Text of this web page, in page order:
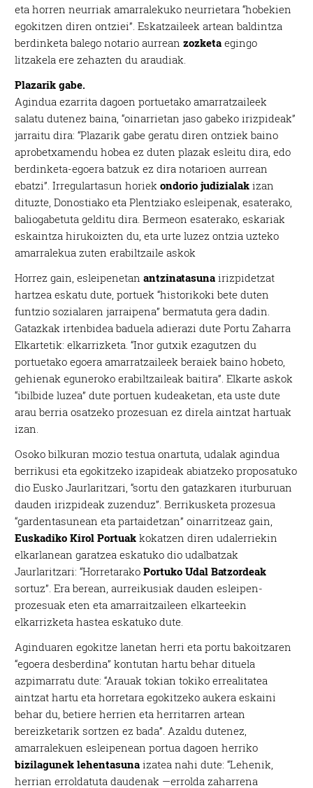
eta horren neurriak amarralekuko neurrietara “hobekien
egokitzen diren ontziei”. Eskatzaileek artean baldintza
berdinketa balego notario aurreanzozketa egingo
litzakela ere zehazten du araudiak.
Plazarik gabe.
Agindua ezarrita dagoen portuetako amarratzaileek
salatu dutenez baina, “oinarrietan jaso gabeko irizpideak”
jarraitu dira: “Plazarik gabe geratu diren ontziek baino
aprobetxamendu hobea ez duten plazak esleitu dira, edo
berdinketa-egoera batzuk ez dira notarioen aurrean
ebatzi”. Irregulartasun horiekondorio judizialak izan
dituzte, Donostiako eta Plentziako esleipenak, esaterako,
baliogabetuta gelditu dira. Bermeon esaterako, eskariak
eskaintza hirukoizten du, eta urte luzez ontzia uzteko
amarralekua zuten erabiltzaile askok
Horrez gain, esleipenetanantzinatasuna irizpidetzat
hartzea eskatu dute, portuek “historikoki bete duten
funtzio sozialaren jarraipena” bermatuta gera dadin.
Gatazkak irtenbidea baduela adierazi dute Portu Zaharra
Elkartetik: elkarrizketa. “Inor gutxik ezagutzen du
portuetako egoera amarratzaileek beraiek baino hobeto,
gehienak eguneroko erabiltzaileak baitira”. Elkarte askok
“ibilbide luzea” dute portuen kudeaketan, eta uste dute
arau berria osatzeko prozesuan ez direla aintzat hartuak
izan.
Osoko bilkuran mozio testua onartuta, udalak agindua
berrikusi eta egokitzeko izapideak abiatzeko proposatuko
dio Eusko Jaurlaritzari, “sortu den gatazkaren iturburuan
dauden irizpideak zuzenduz”. Berrikusketa prozesua
“gardentasunean eta partaidetzan” oinarritzeaz gain,
Euskadiko Kirol Portuak kokatzen diren udalerriekin
elkarlanean garatzea eskatuko dio udalbatzak
Jaurlaritzari: “HorretarakoPortuko Udal Batzordeak
sortuz”. Era berean, aurreikusiak dauden esleipen-
prozesuak eten eta amarraitzaileen elkarteekin
elkarrizketa hastea eskatuko dute.
Aginduaren egokitze lanetan herri eta portu bakoitzaren
“egoera desberdina” kontutan hartu behar dituela
azpimarratu dute: “Arauak tokian tokiko errealitatea
aintzat hartu eta horretara egokitzeko aukera eskaini
behar du, betiere herrien eta herritarren artean
bereizketarik sortzen ez bada”. Azaldu dutenez,
amarralekuen esleipenean portua dagoen herriko
bizilagunek lehentasuna izatea nahi dute: “Lehenik,
herrian erroldatuta daudenak —errolda zaharrena